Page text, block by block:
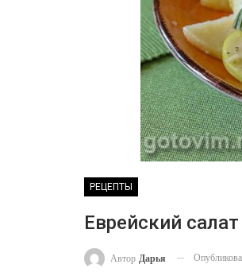
РЕЦЕПТЫ
Еврейский
Автор Дарья